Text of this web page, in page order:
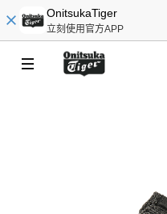
OnitsukaTiger
立刻使用官方APP